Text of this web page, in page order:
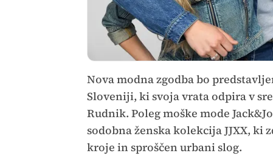
Nova modna zgodba bo
Sloveniji, ki svoja vrata odpira v
Rudnik. Poleg moške mode
sodobna ženska kolekcija JJXX,
kroje in sproščen urbani slog.